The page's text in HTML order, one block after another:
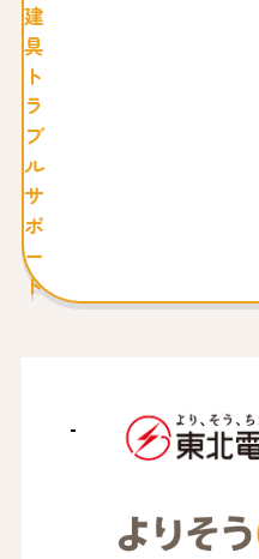
建
具
ト
ラ
ブ
ル
サ
ポ
ー
ト